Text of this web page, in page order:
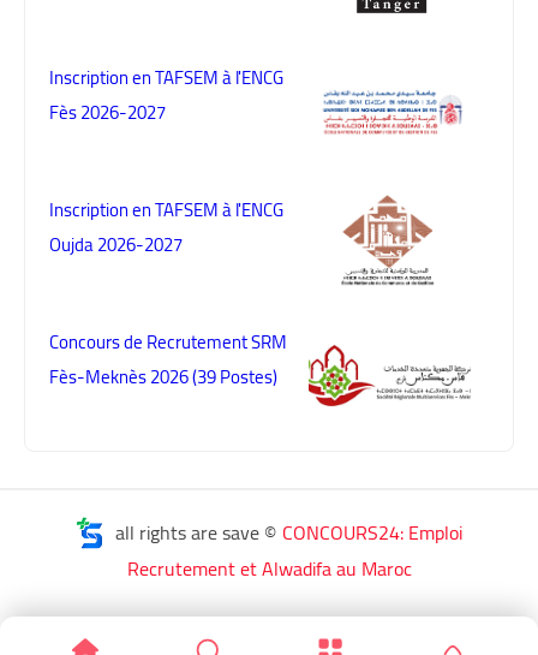
Inscription en TAFSEM à l'ENCG
Fès 2026-2027
Inscription en TAFSEM à l'ENCG
Oujda 2026-2027
Concours de Recrutement SRM
Fès-Meknès 2026 (39 Postes)
all rights are save © CONCOURS24: Emploi
Recrutement et Alwadifa au Maroc